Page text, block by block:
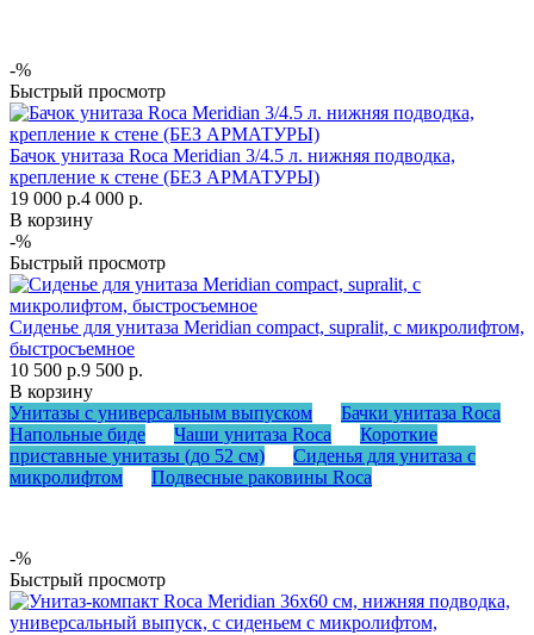
-%
Быстрый просмотр
Бачок унитаза Roca Meridian 3/4.5 л. нижняя подводка,
крепление к стене (БЕЗ АРМАТУРЫ)
19 000 р.4 000 р.
В корзину
-%
Быстрый просмотр
Сиденье для унитаза Meridian compact, supralit, с микролифтом,
быстросъемное
10 500 р.9 500 р.
В корзину
Унитазы с универсальным выпуском
Бачки унитаза Roca
Напольные биде
Чаши унитаза Roca
Короткие
приставные унитазы (до 52 см)
Сиденья для унитаза с
микролифтом
Подвесные раковины Roca
-%
Быстрый просмотр